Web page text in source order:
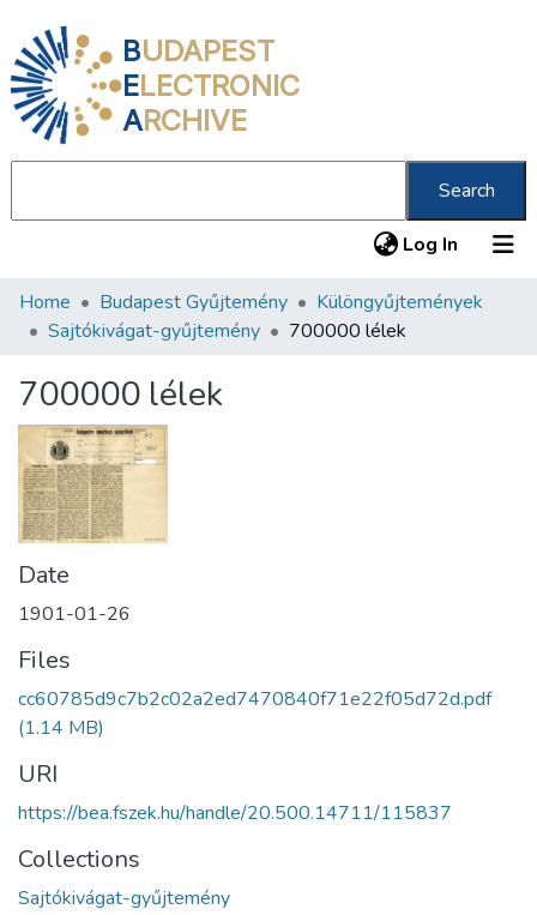
BUDAPEST
ELECTRONIC
ARCHIVE
Search
Log In (current)
Communities & Collections
Statistics
About us
Home Budapest Gyűjtemény
Különgyűjtemények
Sajtókivágat-gyűjtemény
700000 lélek
700000 lélek
Date
1901-01-26
Files
cc60785d9c7b2c02a2ed7470840f71e22f05d72d.pdf
(1.14 MB)
URI
https://bea.fszek.hu/handle/20.500.14711/115837
Collections
Sajtókivágat-gyűjtemény